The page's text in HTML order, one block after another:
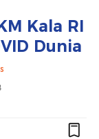
Kala RI
Dunia